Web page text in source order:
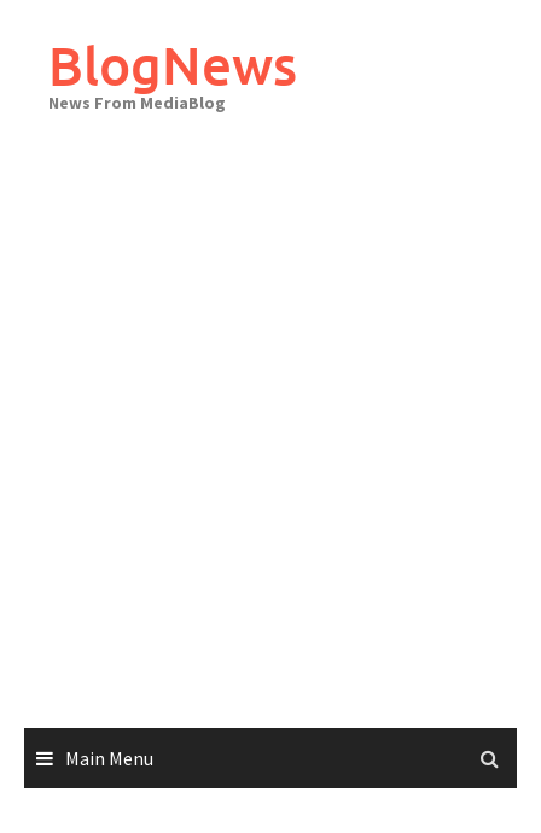
contentBlogNews
News From MediaBlog
Main Menu